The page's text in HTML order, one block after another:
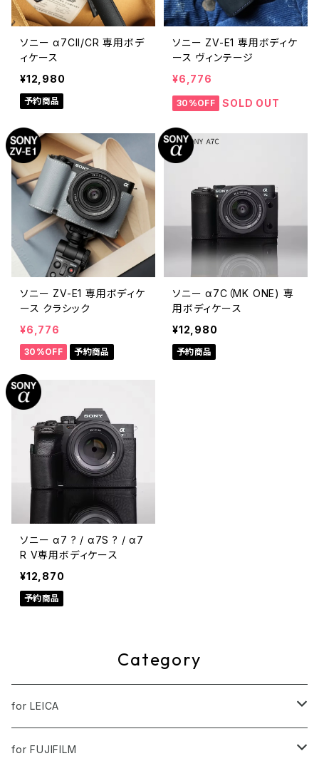
ソニー α7CII/CR 専用ボデ
ィケース
¥12,980
予約商品
ソニー ZV-E1 専用ボディケ
ース ヴィンテージ
¥6,776
30%OFF SOLD OUT
ソニー ZV-E1 専用ボディケ
ース クラシック
¥6,776
30%OFF 予約商品
ソニー α7C（MK ONE) 専
用ボディケース
¥12,980
予約商品
ソニー α7 ? / α7S ? / α7
R V専用ボディケース
¥12,870
予約商品
Category
for LEICA
LEICA Q Typ 116
for FUJIFILM